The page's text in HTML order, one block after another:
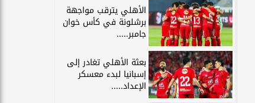
الأهلي يترقب مواجهة
برشلونة في كأس خوان
جامبر.....
بعثة الأهلي تغادر إلى
إسبانيا لبدء معسكر
الإعداد.....